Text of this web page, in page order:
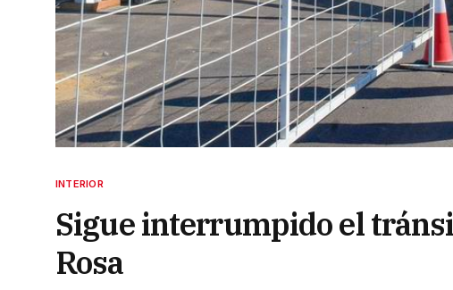
INTERIOR
Sigue interrumpido el
Rosa